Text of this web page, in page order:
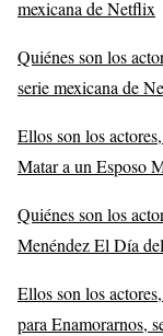
mexicana de Netflix
Quiénes son los
serie mexicana de
Ellos son los
Matar a un Esposo
Quiénes son los
Menéndez El Día
Ellos son los
para Enamorarnos,